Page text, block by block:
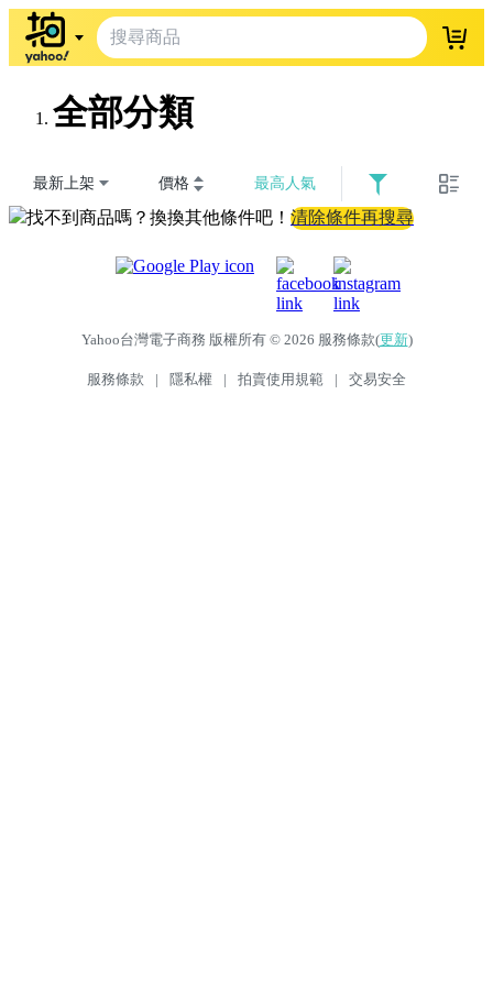
登入
全部分類
最新上架 價格 最高人氣
找不到商品嗎？換換其他條件吧！ 清除條件再搜尋
Yahoo台灣電子商務 版權所有 © 2026 服務條款(更新)
服務條款 | 隱私權 | 拍賣使用規範 | 交易安全